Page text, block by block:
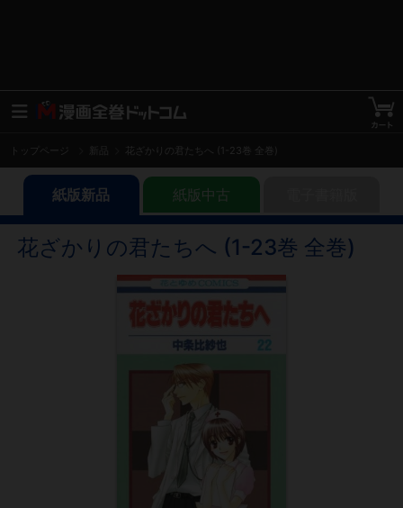
トップページ 花ざかりの君たちへ (1-23巻 全巻)
紙版新品 紙版中古
花ざかりの君たちへ (1-23巻 全巻)